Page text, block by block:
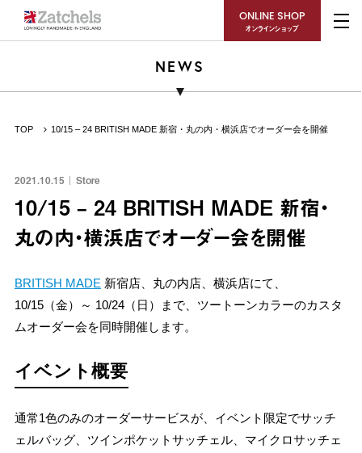
ONLINE SHOP
オンラインショップ
NEWS
TOP 10/15 – 24 BRITISH MADE 新宿・丸の内・横浜店でオーダー会を開催
2021.10.15 Store
10/15 – 24 BRITISH MADE 新宿・
丸の内・横浜店でオーダー会を開催
BRITISH MADE 新宿店、丸の内店、横浜店にて、
10/15（金）～ 10/24（日）まで、ツートーンカラーのカスタ
ムオーダー会を同時開催します。
イベント概要
通常1色のみのオーダーサービスが、イベント限定でサッチ
ェルバッグ、ツインポケットサッチェル、マイクロサッチェ